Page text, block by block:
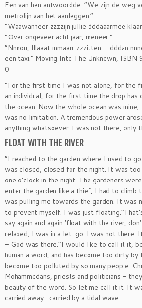
Een van hen antwoordde: ”We zijn de weg
metrolijn aan het aanleggen.”
“Waawanneer zzzzijn jullie dddaaarmee
“Over ongeveer acht jaar, meneer.”
“Nnnou, lllaaat mmaarr zzzitten…. dddan
een taxi.” Moving Into The Unknown,
0
“For the first time I was not alone, for the
an individual, for the first time the drop has
the ocean. Now the whole ocean was
was no limitation. A tremendous power
anything whatsoever. I was not there, only
FLOAT WITH THE RIVER
“I reached to the garden where I used to
was closed, closed for the night. It was
one o’clock in the night. The gardeners
enter the garden like a thief, I had to climb
was pulling me towards the garden. It was
to prevent myself. I was just
say again and again ‘float with the river,
relaxed, I was in a let-go. I was not there.
– God was there.”I would like to call it it,
human a word, and has become too dirty by
become too polluted by so many people.
Mohammedans, priests and politicians –
beauty of the word. So let me call it it. It
carried away…carried by a tidal wave.